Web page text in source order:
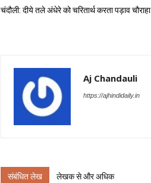
चंदौली: दीये तले अंधेरे को चरितार्थ करता पड़ाव चौराहा
Aj Chandauli
https://ajhindidaily.in
संबंधित लेख लेखक से और अधिक